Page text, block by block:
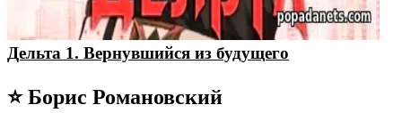
Дельта 1. Вернувшийся из будущего
⭐ Борис Романовский